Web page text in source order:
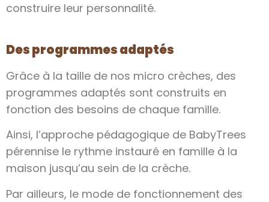
construire leur personnalité.
Des programmes adaptés
Grâce à la taille de nos micro crèches, des
programmes adaptés sont construits en
fonction des besoins de chaque famille.
Ainsi, l’approche pédagogique de BabyTrees
pérennise le rythme instauré en famille à la
maison jusqu’au sein de la crèche.
Par ailleurs, le mode de fonctionnement des